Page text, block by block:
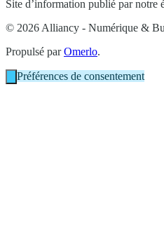
Site d’information publié par notre
© 2026 Alliancy - Numérique &
Propulsé parOmerlo.
Préférences de consentement